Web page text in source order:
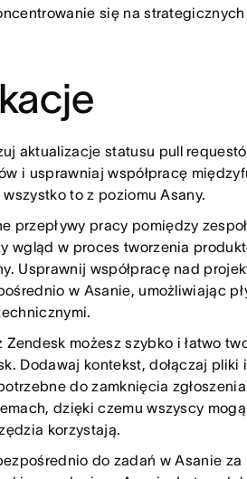
się na
aktualizacje statusu pull
i usprawniaj współpracę
to z poziomu Asany.
przepływy pracy pomiędzy
wgląd w proces tworzenia
Usprawnij współpracę nad
w Asanie, umożliwiając
możesz szybko i łatwo
Dodawaj kontekst, dołączaj pliki
do zamknięcia
dzięki czemu wszyscy
korzystają.
do zadań w Asanie